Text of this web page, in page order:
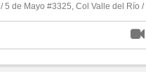
/ 5 de Mayo #3325, Col Valle del Rí­o